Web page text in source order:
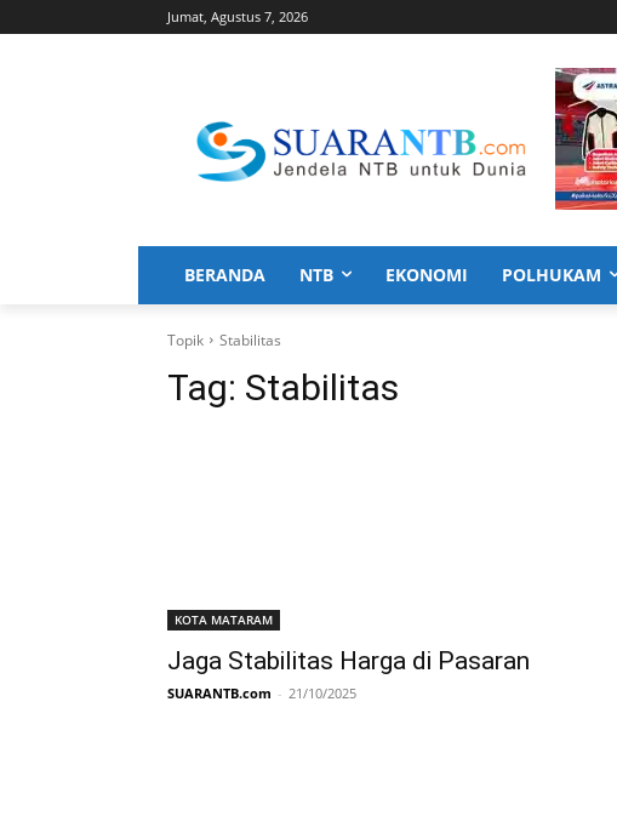
Jumat, Agustus 7, 2026
BERANDA NTB EKONOMI POLHUKAM
Topik Stabilitas
Tag: Stabilitas
KOTA MATARAM
Jaga Stabilitas Harga di Pasaran
SUARANTB.com - 21/10/2025